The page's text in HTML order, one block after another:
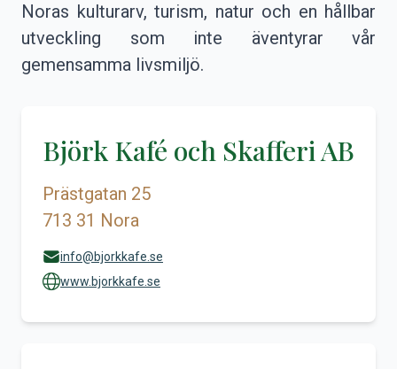
Noras kulturarv, turism, natur och en hållbar
utveckling som inte äventyrar vår
gemensamma livsmiljö.
Björk Kafé och Skafferi AB
Prästgatan 25
713 31 Nora
info@bjorkkafe.se
www.bjorkkafe.se